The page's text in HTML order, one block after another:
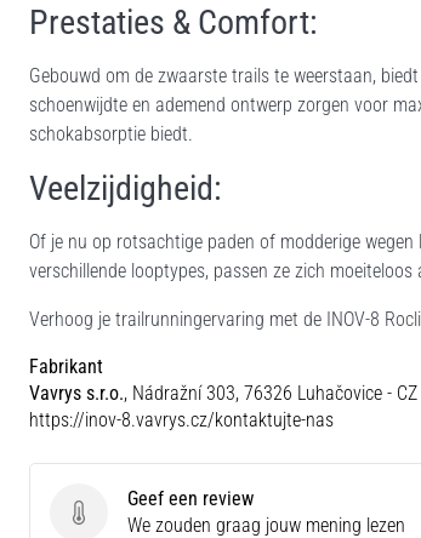
Prestaties & Comfort:
Gebouwd om de zwaarste trails te weerstaan,
schoenwijdte en ademend ontwerp zorgen voor
schokabsorptie biedt.
Veelzijdigheid:
Of je nu op rotsachtige paden of modderige
verschillende looptypes, passen ze zich
Verhoog je trailrunningervaring met de INOV-8
Fabrikant
Vavrys s.r.o., Nádražní 303, 76326 Luhačovice - CZ
https://inov-8.vavrys.cz/kontaktujte-nas
Geef een review
Geef een review
We zouden graag jouw mening lezen